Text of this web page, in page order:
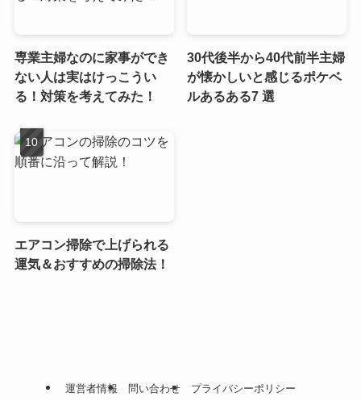
専業主婦なのに家事ができ
ない人は実はけっこうい
る！対策を考えてみた！
30代後半から40代前半主婦
が懐かしいと感じるポケベ
ルあるある7 選
エアコン掃除で上げられる
運気＆おすすめの掃除法！
運営者情報 問い合わせ プライバシーポリシー